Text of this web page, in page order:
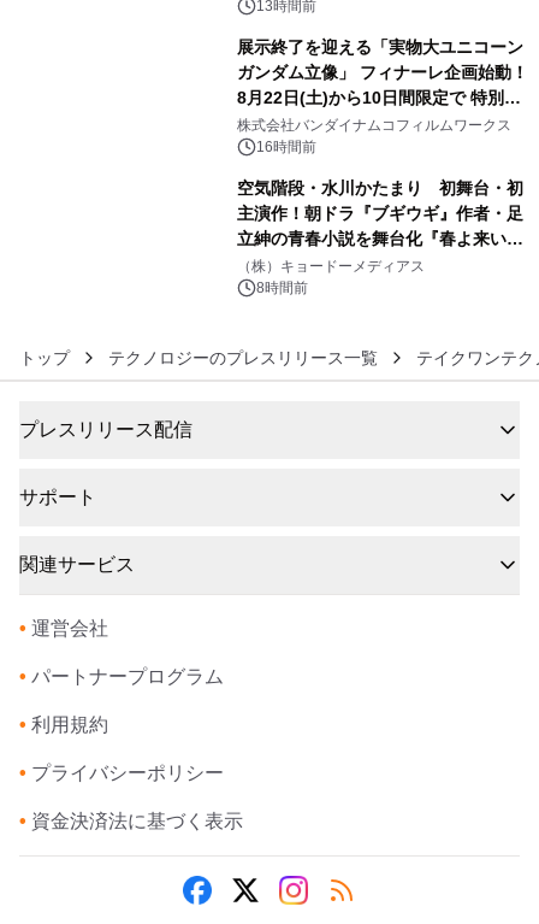
13時間前
展示終了を迎える「実物大ユニコーン
ガンダム立像」 フィナーレ企画始動！
8月22日(土)から10日間限定で 特別映
像『UNICORN GUNDAM Statue ―
BEYOND POSSIBILITY ―』を上映！
株式会社バンダイナムコフィルムワークス
16時間前
空気階段・水川かたまり 初舞台・初
主演作！朝ドラ『ブギウギ』作者・足
立紳の青春小説を舞台化『春よ来い、
マジで来い』キービジュアル解禁！
（株）キョードーメディアス
8時間前
トップ テクノロジーのプレスリリース一覧 テイクワンテ
プレスリリース配信
サポート
関連サービス
• 運営会社
• パートナープログラム
• 利用規約
• プライバシーポリシー
• 資金決済法に基づく表示